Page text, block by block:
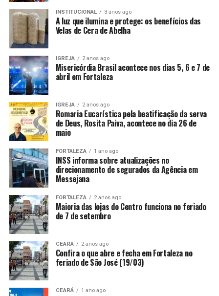
INSTITUCIONAL 3 anos ago
A luz que ilumina e protege: os benefícios das
Velas de Cera de Abelha
IGREJA 2 anos ago
Misericórdia Brasil acontece nos dias 5, 6 e 7 de
abril em Fortaleza
IGREJA 2 anos ago
Romaria Eucarística pela beatificação da serva
de Deus, Rosita Paiva, acontece no dia 26 de
maio
FORTALEZA 1 ano ago
INSS informa sobre atualizações no
direcionamento de segurados da Agência em
Messejana
FORTALEZA 2 anos ago
Maioria das lojas do Centro funciona no feriado
de 7 de setembro
CEARÁ 2 anos ago
Confira o que abre e fecha em Fortaleza no
feriado de São José (19/03)
CEARÁ 1 ano ago